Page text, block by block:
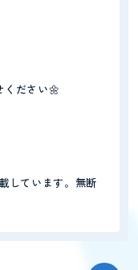
ください🌼
しています。無断